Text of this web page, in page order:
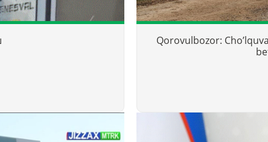
Qorovulbozor: